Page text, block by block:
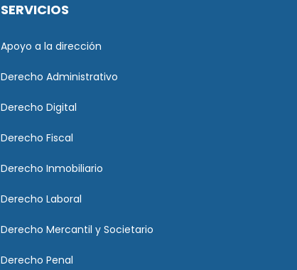
SERVICIOS
Apoyo a la dirección
Derecho Administrativo
Derecho Digital
Derecho Fiscal
Derecho Inmobiliario
Derecho Laboral
Derecho Mercantil y Societario
Derecho Penal